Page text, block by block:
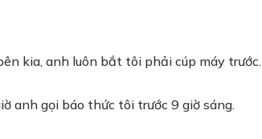
kia, anh luôn bắt tôi phải cúp máy trước.
anh gọi báo thức tôi trước 9 giờ sáng.